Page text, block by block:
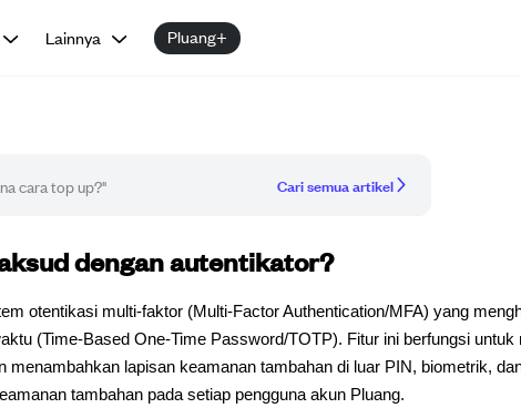
Lainnya Pluang+
Cari semua artikel
dengan autentikator?
otentikasi multi-faktor (Multi-Factor Authentication/MFA) yang
(Time-Based One-Time Password/TOTP). Fitur ini berfungsi untuk
menambahkan lapisan keamanan tambahan di luar PIN, biometrik,
tambahan pada setiap pengguna akun Pluang.